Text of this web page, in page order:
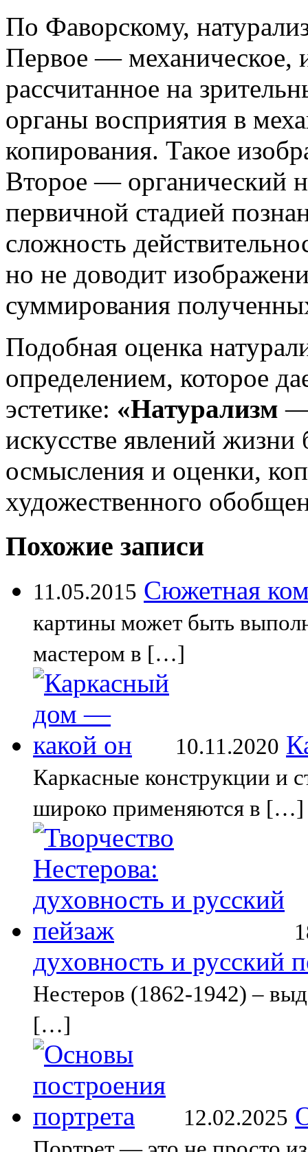
По Фаворскому,
Первое — механическое,
рассчитанное на
органы восприятия в
копирования. Такое
Второе — органический
первичной стадией
сложность
но не доводит
суммирования
Подобная оценка
определением, которое
эстетике: «Натурализм—
искусстве явлений жизни
осмысления и оценки,
художественного
Похожие записи
11.05.2015 Сюжетная
картины может быть
мастером в […]
10.11.2020
Каркасные конструкции и
широко применяются в […]
духовность и русский
Нестеров (1862-1942) –
[…]
12.02.2025